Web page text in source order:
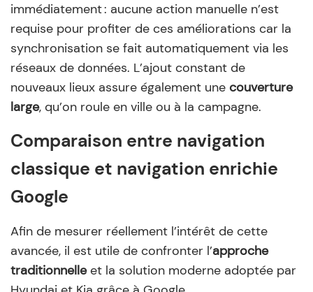
immédiatement : aucune action manuelle n’est
requise pour profiter de ces améliorations car la
synchronisation se fait automatiquement via les
réseaux de données. L’ajout constant de
nouveaux lieux assure également une couverture
large, qu’on roule en ville ou à la campagne.
Comparaison entre navigation
classique et navigation enrichie
Google
Afin de mesurer réellement l’intérêt de cette
avancée, il est utile de confronter l’approche
traditionnelleet la solution moderne adoptée par